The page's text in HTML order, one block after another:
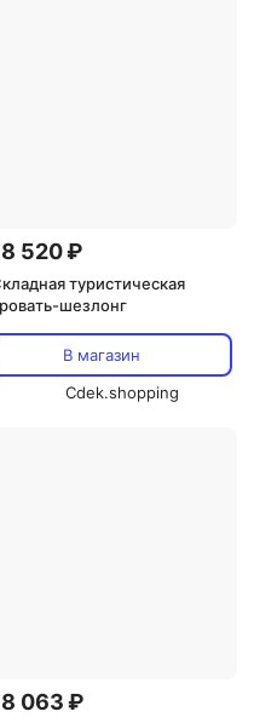
520 ₽
туристическая
шезлонг
В магазин
Cdek.shopping
063 ₽